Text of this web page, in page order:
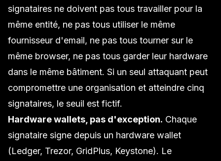
signataires ne doivent pas tous travailler pour la
même entité, ne pas tous utiliser le même
fournisseur d'email, ne pas tous tourner sur le
même browser, ne pas tous garder leur hardware
dans le même bâtiment. Si un seul attaquant peut
compromettre une organisation et atteindre cinq
signataires, le seuil est fictif.
Hardware wallets, pas d'exception. Chaque
signataire signe depuis un hardware wallet
(Ledger, Trezor, GridPlus, Keystone). Le